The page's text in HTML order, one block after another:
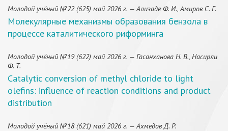
Молодой учёный №22 (625) май 2026 г. — Ализаде Ф. И., Амиров С. Г.
Молекулярные механизмы образования бензола в
процессе каталитического риформинга
Молодой учёный №19 (622) май 2026 г. — Гасанханова Н. В., Насирли
Ф. Т.
Catalytic conversion of methyl chloride to light
olefins: influence of reaction conditions and product
distribution
Молодой учёный №18 (621) май 2026 г. — Ахмедов Д. Р.